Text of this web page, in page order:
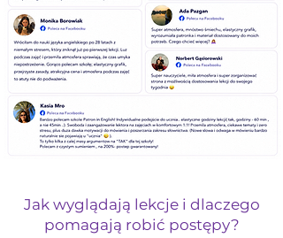
Jak wyglądają lekcje i dlaczego
pomagają robić postępy?